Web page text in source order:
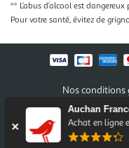
Auchan
Achat en ligne
** L’abus d’alcool est
Pour votre santé, évitez de
Nos conditions
Conditions des offres
Politique de